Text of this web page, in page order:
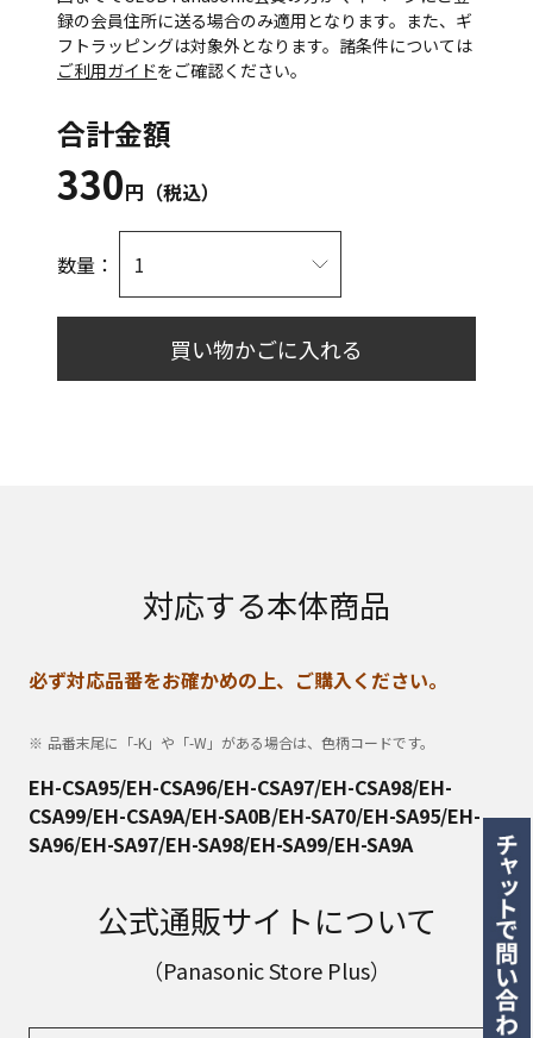
録の会員住所に送る場合のみ適用となります。また、ギ
フトラッピングは対象外となります。諸条件については
ご利用ガイドをご確認ください。
合計金額
330円（税込）
数量：
買い物かごに入れる
対応する本体商品
必ず対応品番をお確かめの上、ご購入ください。
品番末尾に「-K」や「-W」がある場合は、色柄コードです。
EH-CSA95/EH-CSA96/EH-CSA97/EH-CSA98/EH-
CSA99/EH-CSA9A/EH-SA0B/EH-SA70/EH-SA95/EH-
SA96/EH-SA97/EH-SA98/EH-SA99/EH-SA9A
公式通販サイトについて
（Panasonic Store Plus）